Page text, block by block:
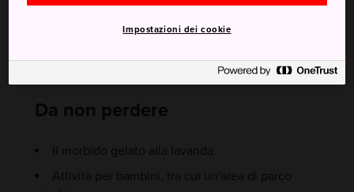
Da non perdere
Il morbido gelato alla lavanda
Attività per bambini, tra cui un'area di parco
Impostazioni dei cookie